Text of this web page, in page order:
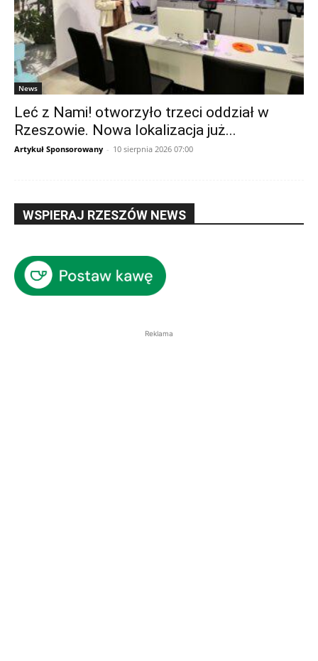
News
Leć z Nami! otworzyło trzeci oddział w
Rzeszowie. Nowa lokalizacja już...
Artykuł Sponsorowany - 10 sierpnia 2026 07:00
WSPIERAJ RZESZÓW NEWS
Reklama